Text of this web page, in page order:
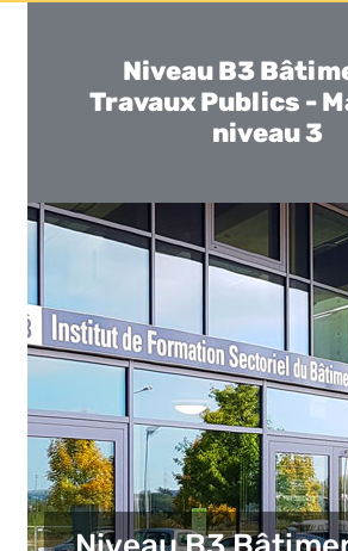
Toggle
navigation
Niveau B3
Travaux Publics -
niveau 3